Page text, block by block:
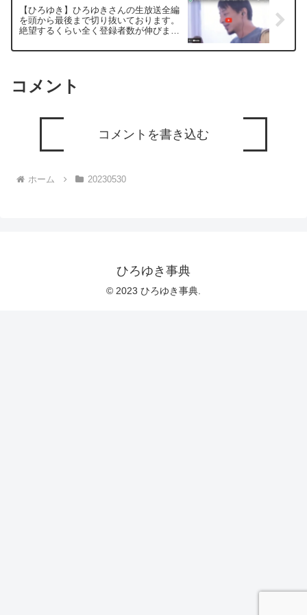
【ひろゆき】ひろゆきさんの生放送全編
を頭から最後まで切り抜いております。
絶望するくらい全く登録者数が伸びませ
コメント
コメントを書き込む
ホーム 20230530
ひろゆき事典
© 2023 ひろゆき事典.